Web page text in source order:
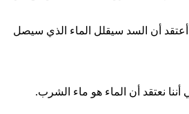
أعتقد أن السد سيقلل الماء الذي سيصل
نعتقد أن الماء هو ماء الشرب.